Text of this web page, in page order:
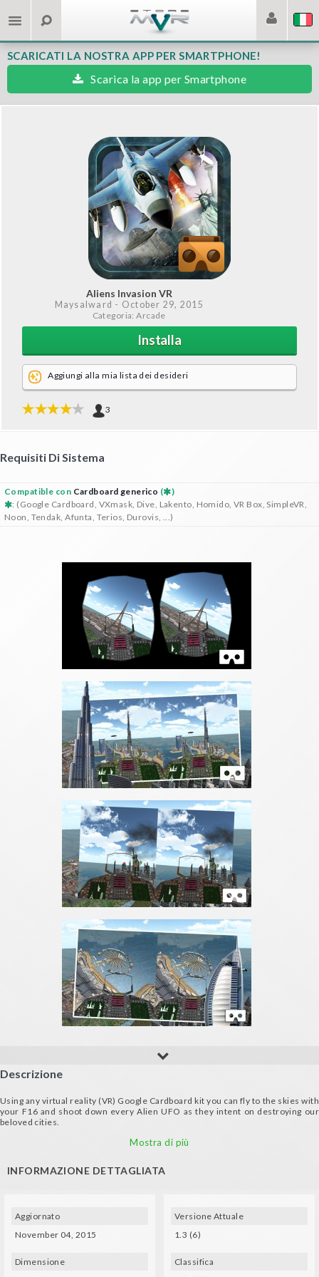
SCARICATI LA NOSTRA APP PER SMARTPHONE!
Scarica la app per Smartphone
Aliens Invasion VR
Maysalward - October 29, 2015
Categoria: Arcade
Installa
Aggiungi alla mia lista dei desideri
3
Requisiti Di Sistema
Compatible con Cardboard generico (
)
: (Google Cardboard, VXmask, Dive, Lakento, Homido, VR Box, SimpleVR,
Noon, Tendak, Afunta, Terios, Durovis, ...)
Descrizione
Using any virtual reality (VR) Google Cardboard kit you can fly to the skies with
your F16 and shoot down every Alien UFO as they intent on destroying our
beloved cities.
Use the VR viewer to Play and shoot the flying Aliens UFO. Shoot the Aliens
UFO as they fly over our beloved cities and stop them to invade us!
Download Aliens Invasion VR and enjoy a real VR experience.
- Realistic Incredible graphics that create lifelike atmosphere for Paris,Pisa
and New York.
- Compatible with Google Cardboard
Mostra di più
INFORMAZIONE DETTAGLIATA
Aggiornato
November 04, 2015
Dimensione
Versione Attuale
1.3 (6)
Classifica